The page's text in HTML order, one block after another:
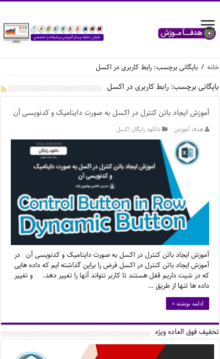
خانه / بایگانی برچسب: رابط کاربری در اکسل
بایگانی برچسب: رابط کاربری در اکسل
آموزش ایجاد باتن کنترل در اکسل به صورت داینامیک و کدنویسی آن
هدف آموزش دانلود رایگان اکسل
آموزش ایجاد باتن کنترل در اکسل به صورت داینامیک و کدنویسی آن در
آموزش ایجاد باتن کنترل در اکسل فرض را براین گذاشته ایم که داده هایی
که در شیت داریم قفل هستند تا کاربر نتواند آنها را تغییر دهد. و تغییر
داده ها تنها از طریق …
ادامه نوشته »
تخفیف فوق العاده ویژه